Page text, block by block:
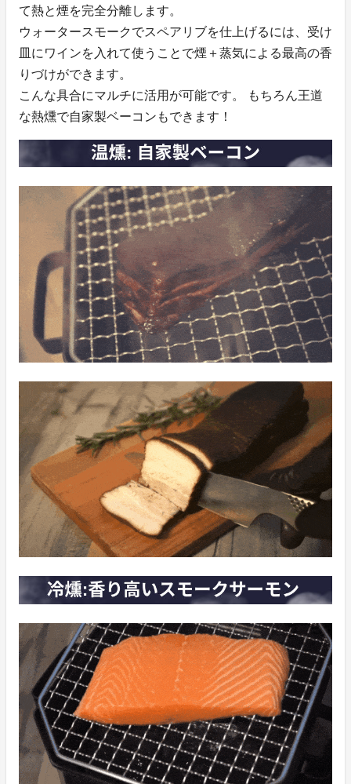
て熱と煙を完全分離します。
ウォータースモークでスペアリブを仕上げるには、受け
皿にワインを入れて使うことで煙＋蒸気による最高の香
りづけができます。
こんな具合にマルチに活用が可能です。 もちろん王道
な熱燻で自家製ベーコンもできます！